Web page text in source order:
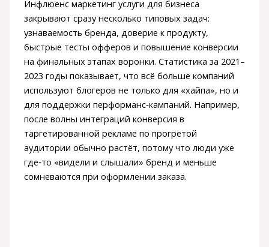
Инфлюенс маркетинг услуги для бизнеса
закрывают сразу несколько типовых задач:
узнаваемость бренда, доверие к продукту,
быстрые тесты офферов и повышение конверсии
на финальных этапах воронки. Статистика за 2021–
2023 годы показывает, что всё больше компаний
используют блогеров не только для «хайпа», но и
для поддержки перформанс‑кампаний. Например,
после волны интеграций конверсия в
таргетированной рекламе по прогретой
аудитории обычно растёт, потому что люди уже
где‑то «видели и слышали» бренд и меньше
сомневаются при оформлении заказа.